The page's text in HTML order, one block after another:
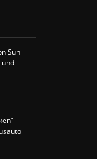
Sun
und
–